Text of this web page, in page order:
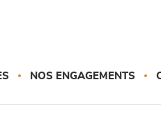
NOS ENGAGEMENTS